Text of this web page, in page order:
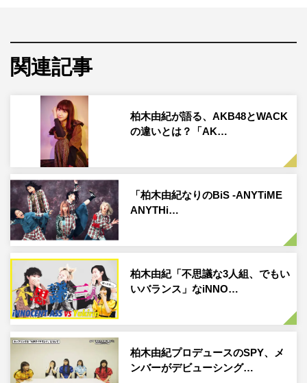
れ、「毎回号泣してしまう」「価値観の違いって難しい」
たという。
7月2日（土）よりスタートするシリーズ2作目の『セカン
ドチャンスウェディング 2』には、ビジュアル、ステータ
出会い、その後、同じ屋根の下で共同生活をする。
そこでマッチングした相手との同棲生活に挑戦し、お互い
の価値観や結婚するうえでの条件を語り合っていく。最後
には、共同生活や同棲生活を経て結婚を前提に付き合うの
かどうかを決める婚前旅行へ。果たして“セカンドチャン
ス”をつかみ取るペアは現れるのか。
コバヤシ、益若つばさ（※現在は怪我で療養中のため、完
治次第の参加を予定）の続投が決定。さらに番組の大ファ
関連記事
柏木由紀が語る、AKB48とWACK
の違いとは？「AK…
「柏木由紀なりのBiS -ANYTiME
ANYTHi…
柏木由紀「不思議な3人組、でもい
いバランス」なiNNO…
柏木由紀プロデュースのSPY、メ
ンバーがデビューシング…